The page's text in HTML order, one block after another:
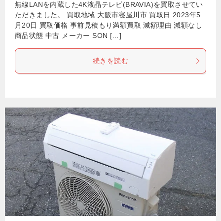
無線LANを内蔵した4K液晶テレビ(BRAVIA)を買取させてい
ただきました。 買取地域 大阪市寝屋川市 買取日 2023年5
月20日 買取価格 事前見積もり満額買取 減額理由 減額なし
商品状態 中古 メーカー SON […]
続きを読む